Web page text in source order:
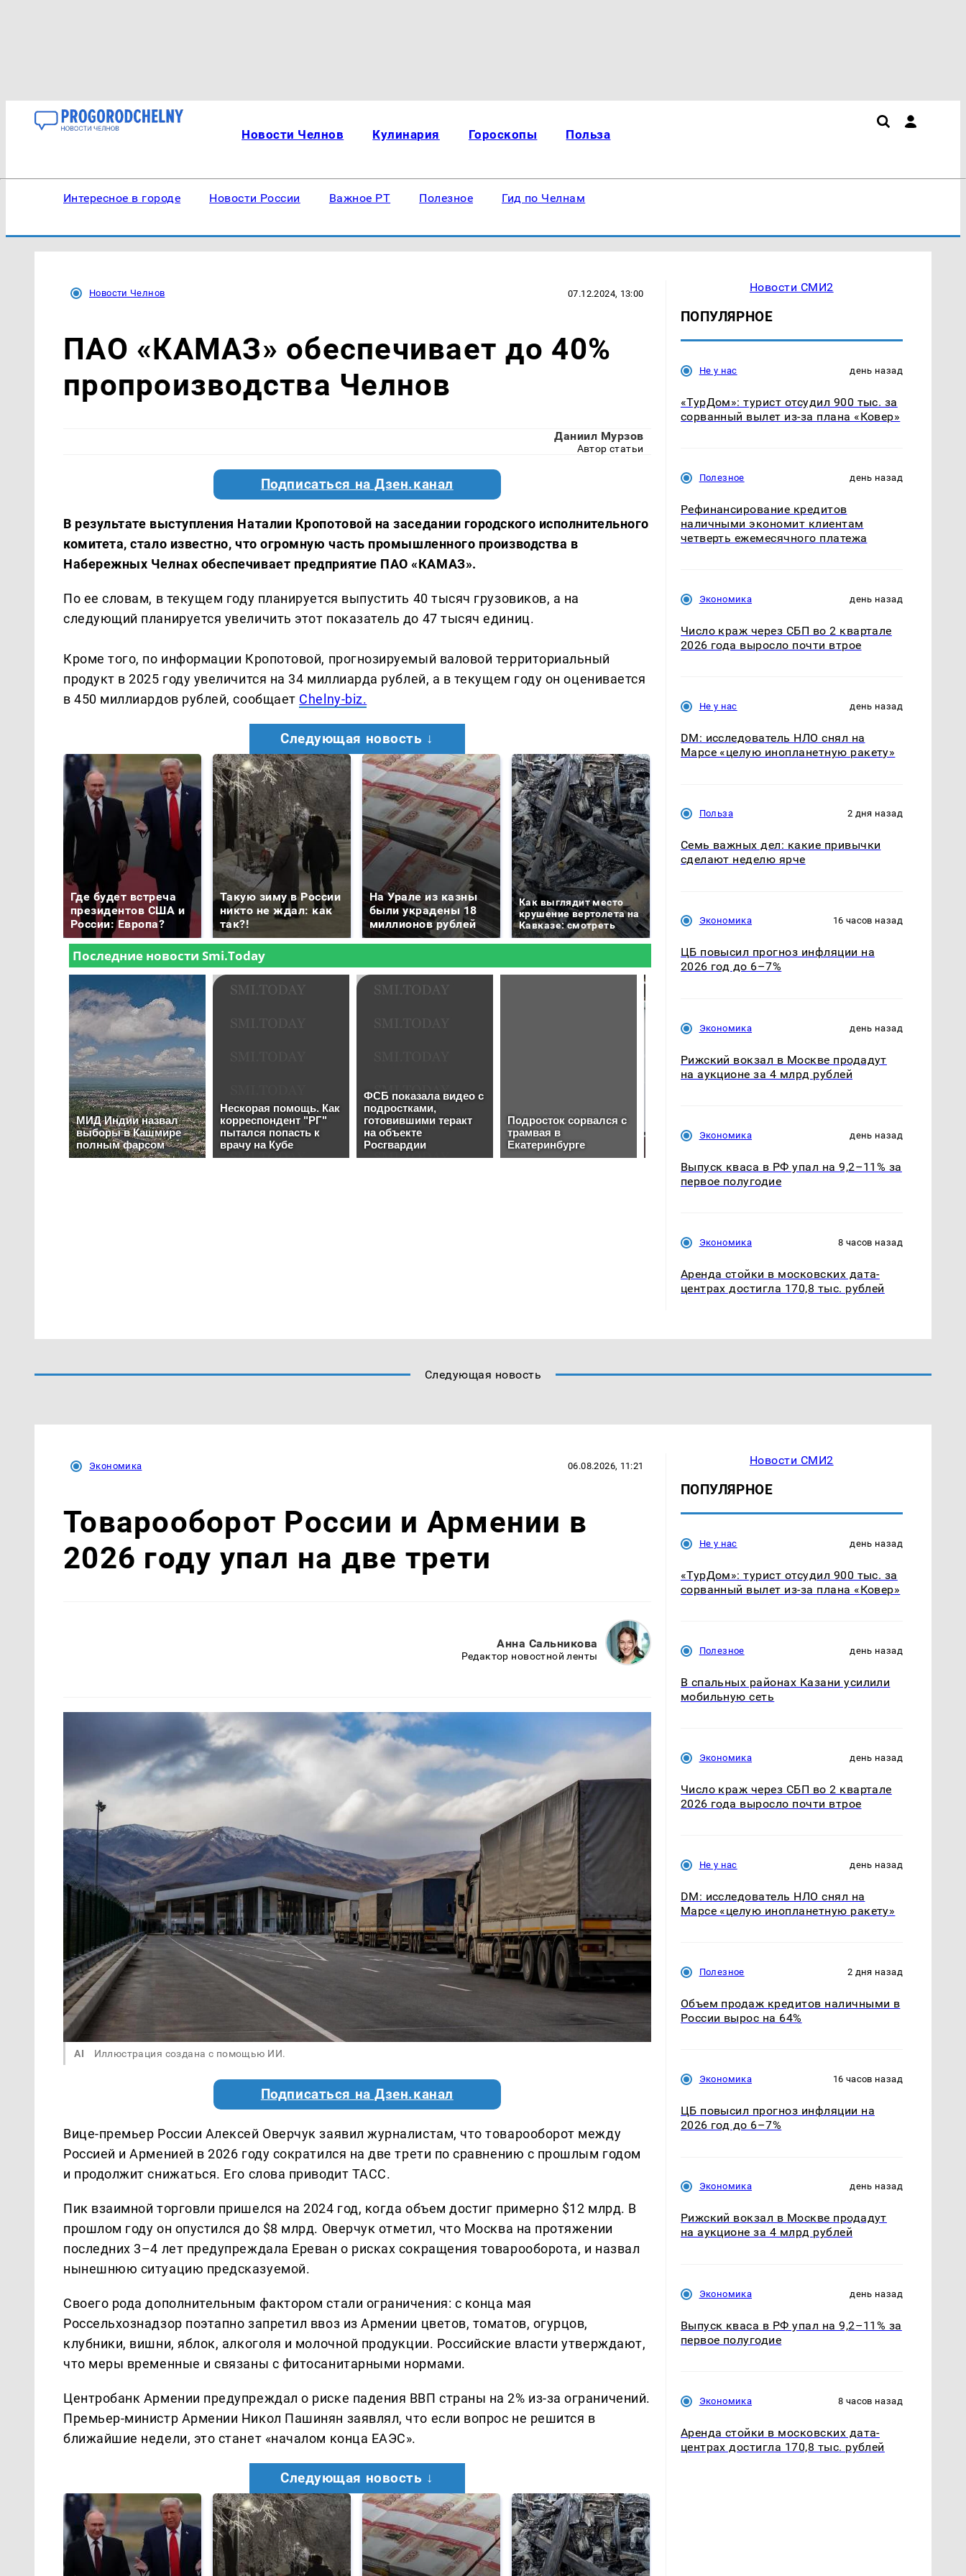
Новости Челнов Кулинария Гороскопы Польза
Интересное в городе Новости России Важное РТ Полезное Гид по Челнам
Новости Челнов 07.12.2024, 13:00
ПАО «КАМАЗ» обеспечивает до 40%
пропроизводства Челнов
Даниил Мурзов
Автор статьи
Подписаться на Дзен.канал
В результате выступления Наталии Кропотовой на заседании городского исполнительного
комитета, стало известно, что огромную часть промышленного производства в
Набережных Челнах обеспечивает предприятие ПАО «КАМАЗ».
По ее словам, в текущем году планируется выпустить 40 тысяч грузовиков, а на
следующий планируется увеличить этот показатель до 47 тысяч единиц.
Кроме того, по информации Кропотовой, прогнозируемый валовой территориальный
продукт в 2025 году увеличится на 34 миллиарда рублей, а в текущем году он оценивается
в 450 миллиардов рублей, сообщает Chelny-biz.
Следующая новость ↓
Где будет встреча
президентов США и
России: Европа?
Такую зиму в России
никто не ждал: как
так?!
На Урале из казны
были украдены 18
миллионов рублей
Как выглядит место
крушение вертолета на
Кавказе: смотреть
магазина: список
криптомиллионера
Новости СМИ2
ПОПУЛЯРНОЕ
Не у нас день назад
«ТурДом»: турист отсудил 900 тыс. за
сорванный вылет из-за плана «Ковер»
Полезное день назад
Рефинансирование кредитов
наличными экономит клиентам
четверть ежемесячного платежа
Экономика день назад
Число краж через СБП во 2 квартале
2026 года выросло почти втрое
Не у нас день назад
DM: исследователь НЛО снял на
Марсе «целую инопланетную ракету»
Польза 2 дня назад
Семь важных дел: какие привычки
сделают неделю ярче
Экономика 16 часов назад
ЦБ повысил прогноз инфляции на
2026 год до 6–7%
Экономика день назад
Рижский вокзал в Москве продадут
на аукционе за 4 млрд рублей
Экономика день назад
Выпуск кваса в РФ упал на 9,2–11% за
первое полугодие
Экономика 8 часов назад
Аренда стойки в московских дата-
центрах достигла 170,8 тыс. рублей
Следующая новость
Экономика 06.08.2026, 11:21
Товарооборот России и Армении в
2026 году упал на две трети
Анна Сальникова
Редактор новостной ленты
AI Иллюстрация создана с помощью ИИ.
Подписаться на Дзен.канал
Вице-премьер России Алексей Оверчук заявил журналистам, что товарооборот между
Россией и Арменией в 2026 году сократился на две трети по сравнению с прошлым годом
и продолжит снижаться. Его слова приводит ТАСС.
Пик взаимной торговли пришелся на 2024 год, когда объем достиг примерно $12 млрд. В
прошлом году он опустился до $8 млрд. Оверчук отметил, что Москва на протяжении
последних 3–4 лет предупреждала Ереван о рисках сокращения товарооборота, и назвал
нынешнюю ситуацию предсказуемой.
Своего рода дополнительным фактором стали ограничения: с конца мая
Россельхознадзор поэтапно запретил ввоз из Армении цветов, томатов, огурцов,
клубники, вишни, яблок, алкоголя и молочной продукции. Российские власти утверждают,
что меры временные и связаны с фитосанитарными нормами.
Центробанк Армении предупреждал о риске падения ВВП страны на 2% из-за ограничений.
Премьер-министр Армении Никол Пашинян заявлял, что если вопрос не решится в
ближайшие недели, это станет «началом конца ЕАЭС».
Следующая новость ↓
Новости СМИ2
ПОПУЛЯРНОЕ
Не у нас день назад
«ТурДом»: турист отсудил 900 тыс. за
сорванный вылет из-за плана «Ковер»
Полезное день назад
В спальных районах Казани усилили
мобильную сеть
Экономика день назад
Число краж через СБП во 2 квартале
2026 года выросло почти втрое
Не у нас день назад
DM: исследователь НЛО снял на
Марсе «целую инопланетную ракету»
Полезное 2 дня назад
Объем продаж кредитов наличными в
России вырос на 64%
Экономика 16 часов назад
ЦБ повысил прогноз инфляции на
2026 год до 6–7%
Экономика день назад
Рижский вокзал в Москве продадут
на аукционе за 4 млрд рублей
Экономика день назад
Выпуск кваса в РФ упал на 9,2–11% за
первое полугодие
Экономика 8 часов назад
Аренда стойки в московских дата-
центрах достигла 170,8 тыс. рублей